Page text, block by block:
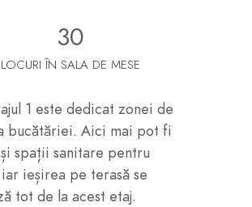
30
LOCURI ÎN SALA DE MESE
1 este dedicat zonei de
bucătăriei. Aici mai pot fi
spații sanitare pentru
ieșirea pe terasă se
tot de la acest etaj.